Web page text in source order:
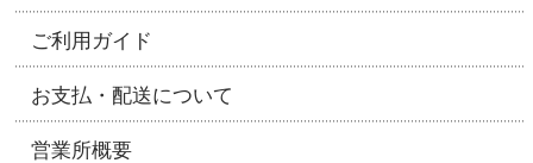
ご利用ガイド
お支払・配送について
営業所概要